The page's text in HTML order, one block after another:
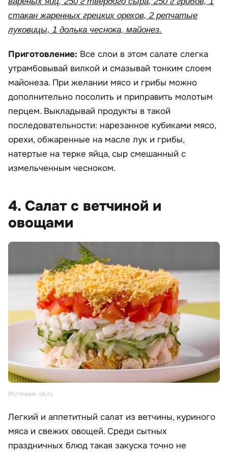
стакан жаренных грецких орехов, 2 репчатые
луковицы, 1 долька чеснока, майонез.
Приготовление: Все слои в этом салате слегка
утрамбовывай вилкой и смазывай тонким слоем
майонеза. При желании мясо и грибы можно
дополнительно посолить и приправить молотым
перцем. Выкладывай продукты в такой
последовательности: нарезанное кубиками мясо,
орехи, обжаренные на масле лук и грибы,
натертые на терке яйца, сыр смешанный с
измельченным чесноком.
4. Салат с ветчиной и
овощами
Источник: ok.ru
Легкий и аппетитный салат из ветчины, куриного
мяса и свежих овощей. Среди сытных
праздничных блюд такая закуска точно не